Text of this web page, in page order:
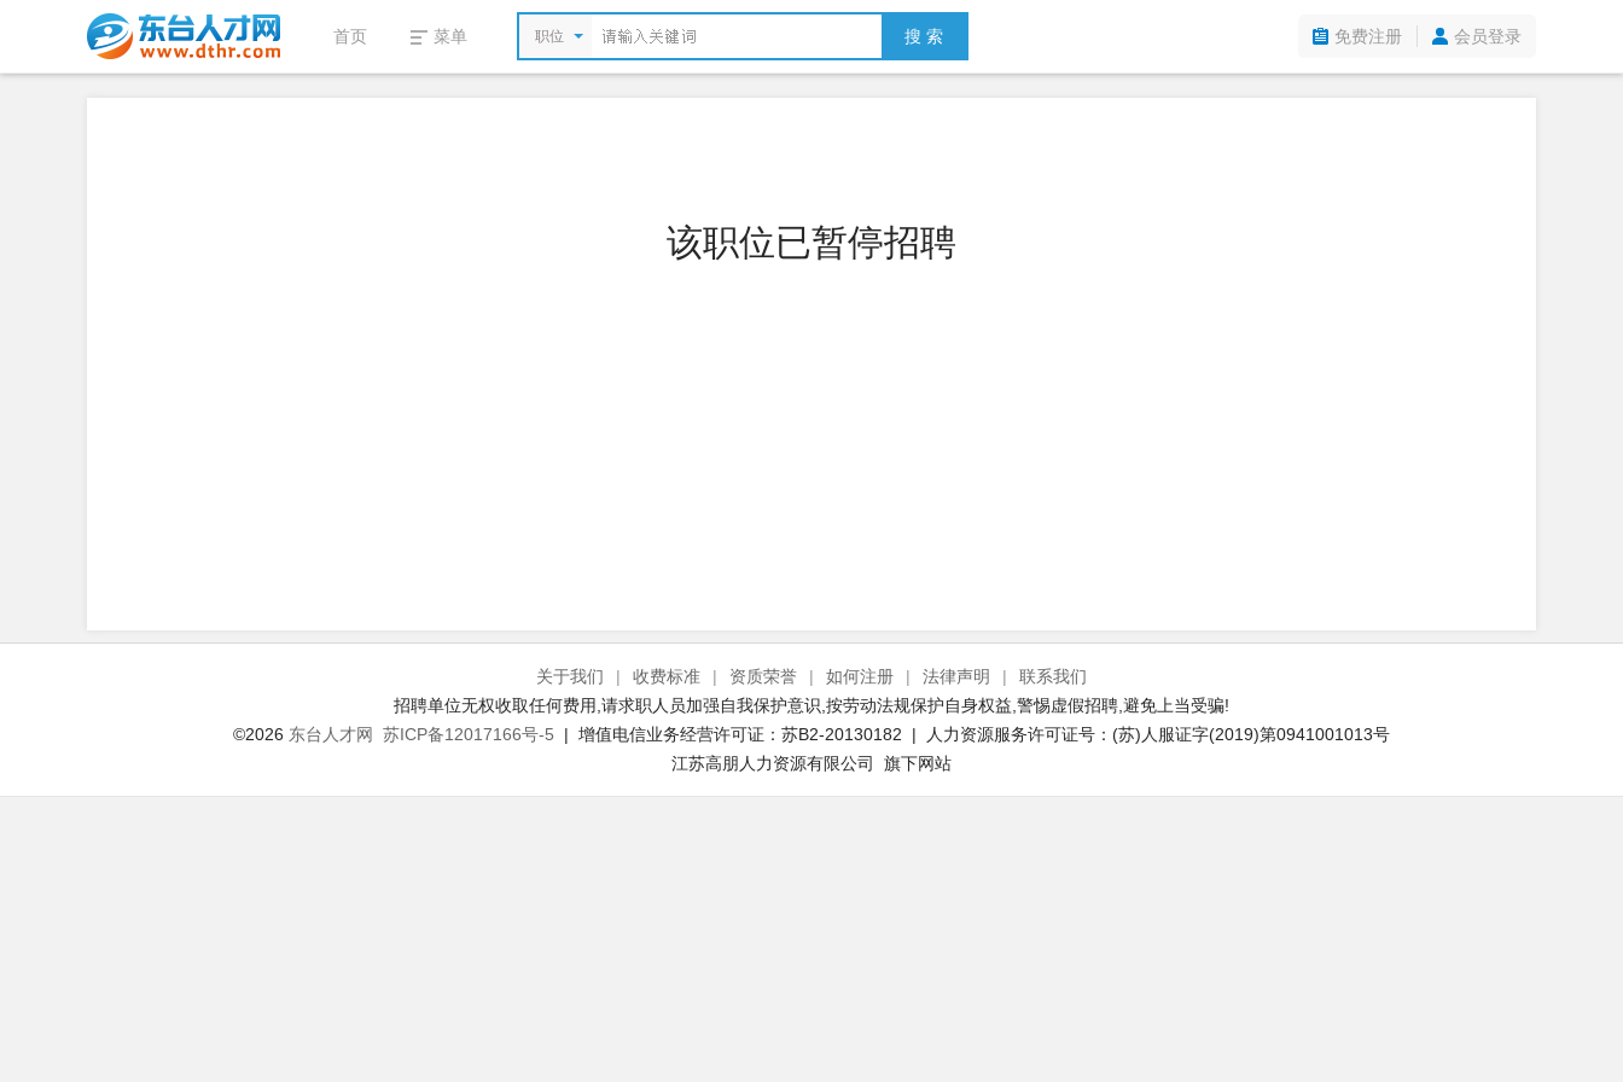
首页 菜单 职位 搜 索 免费注册 会员登录
该职位已暂停招聘
关于我们 | 收费标准 | 资质荣誉 | 如何注册 | 法律声明 |
联系我们
招聘单位无权收取任何费用,请求职人员加强自我保护意识,按劳动法规保护自身权益,警惕虚假招聘,避免上当受骗!
©2026 东台人才网 苏ICP备12017166号-5 | 增值电信业务经营许可证：苏B2-20130182 | 人力资源服务许可证号：(苏)人服证字(2019)第0941001013号
江苏高朋人力资源有限公司 旗下网站